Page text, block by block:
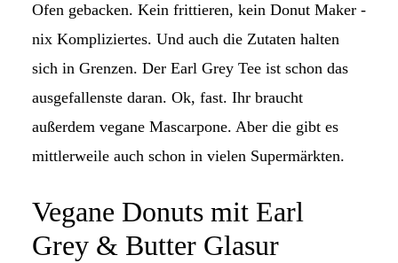
Ofen gebacken. Kein frittieren, kein Donut Maker -
nix Kompliziertes. Und auch die Zutaten halten
sich in Grenzen. Der Earl Grey Tee ist schon das
ausgefallenste daran. Ok, fast. Ihr braucht
außerdem vegane Mascarpone. Aber die gibt es
mittlerweile auch schon in vielen Supermärkten.
Vegane Donuts mit Earl
Grey & Butter Glasur